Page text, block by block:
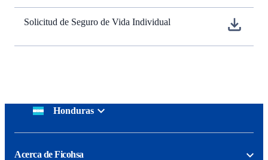
Solicitud de Seguro de Vida Individual
Honduras
Acerca de Ficohsa